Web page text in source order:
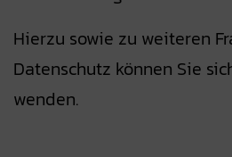
Hierzu sowie zu weiteren
Datenschutz können Sie
wenden.